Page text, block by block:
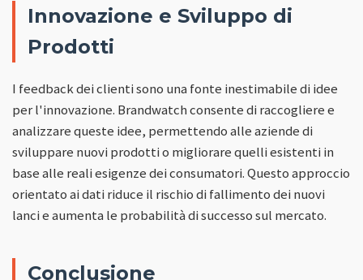
Innovazione e Sviluppo di
Prodotti
I feedback dei clienti sono una fonte inestimabile di idee
per l'innovazione. Brandwatch consente di raccogliere e
analizzare queste idee, permettendo alle aziende di
sviluppare nuovi prodotti o migliorare quelli esistenti in
base alle reali esigenze dei consumatori. Questo approccio
orientato ai dati riduce il rischio di fallimento dei nuovi
lanci e aumenta le probabilità di successo sul mercato.
Conclusione